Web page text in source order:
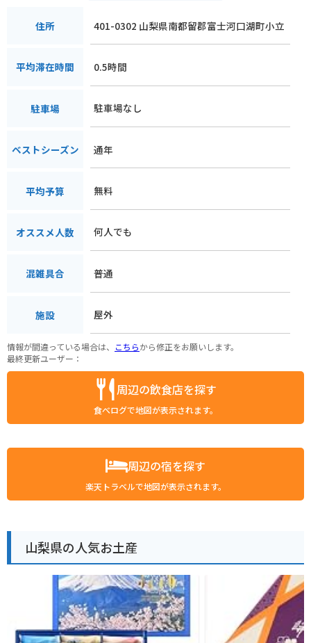
住所 401-0302 山梨県南都留郡富士河口湖町小立
平均滞在時間 0.5時間
駐車場 駐車場なし
ベストシーズン 通年
平均予算 無料
オススメ人数 何人でも
混雑具合 普通
施設 屋外
情報が間違っている場合は、 こちらから修正をお願いします。
最終更新ユーザー：
周辺の飲食店を探す
食べログで地図が表示されます。
周辺の宿を探す
楽天トラベルで地図が表示されます。
山梨県の人気お土産